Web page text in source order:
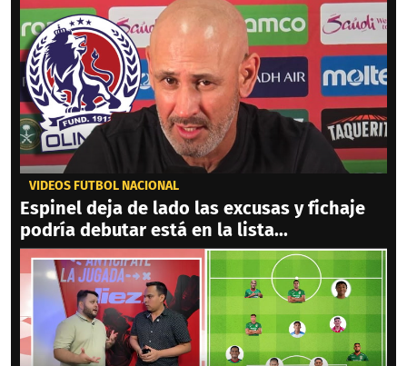
VIDEOS FÚTBOL NACIONAL
Espinel deja de lado las excusas y fichaje
podría debutar está en la lista...